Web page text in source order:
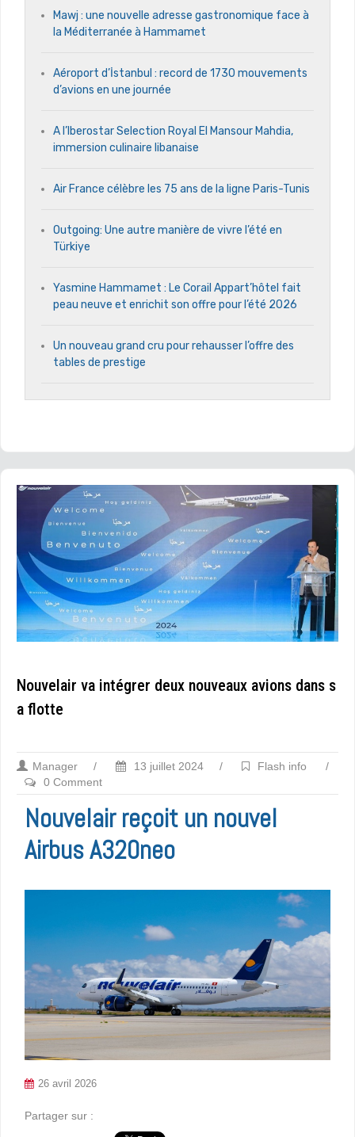
Mawj : une nouvelle adresse gastronomique face à
la Méditerranée à Hammamet
Aéroport d’İstanbul : record de 1730 mouvements
d’avions en une journée
A l’Iberostar Selection Royal El Mansour Mahdia,
immersion culinaire libanaise
Air France célèbre les 75 ans de la ligne Paris-Tunis
Outgoing: Une autre manière de vivre l’été en
Türkiye
Yasmine Hammamet : Le Corail Appart’hôtel fait
peau neuve et enrichit son offre pour l’été 2026
Un nouveau grand cru pour rehausser l’offre des
tables de prestige
Nouvelair va intégrer deux nouveaux avions dans s
a flotte
Manager / 13 juillet 2024 / Flash info
/
0 Comment
Nouvelair reçoit un nouvel
Airbus A320neo
26 avril 2026
Partager sur :